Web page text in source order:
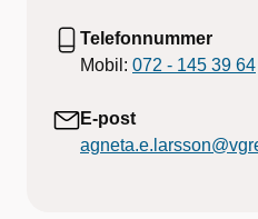
Telefonnummer
Mobil: 072 - 145 39 64
E-post